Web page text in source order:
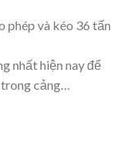
phép và kéo 36 tấn
nhất hiện nay để
trong cảng…